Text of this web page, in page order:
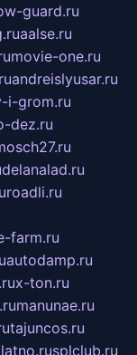
guard.ru
aalse.ru
movie-one.ru
andreislyusar.ru
i-grom.ru
dez.ru
delanalad.ru
roadli.ru
farm.ru
autodamp.ru
x-ton.ru
manunae.ru
tajuncos.ru
splclub.ru